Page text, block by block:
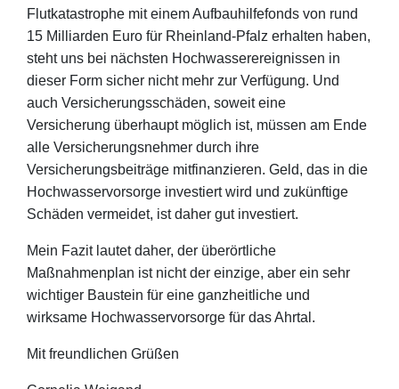
Flutkatastrophe mit einem Aufbauhilfefonds von rund
15 Milliarden Euro für Rheinland-Pfalz erhalten haben,
steht uns bei nächsten Hochwasserereignissen in
dieser Form sicher nicht mehr zur Verfügung. Und
auch Versicherungsschäden, soweit eine
Versicherung überhaupt möglich ist, müssen am Ende
alle Versicherungsnehmer durch ihre
Versicherungsbeiträge mitfinanzieren. Geld, das in die
Hochwasservorsorge investiert wird und zukünftige
Schäden vermeidet, ist daher gut investiert.
Mein Fazit lautet daher, der überörtliche
Maßnahmenplan ist nicht der einzige, aber ein sehr
wichtiger Baustein für eine ganzheitliche und
wirksame Hochwasservorsorge für das Ahrtal.
Mit freundlichen Grüßen